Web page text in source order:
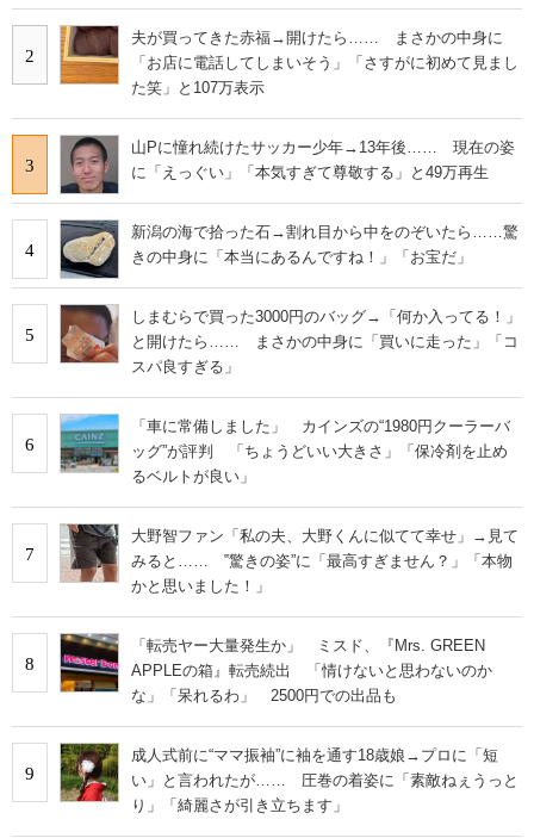
2
夫が買ってきた赤福→開けたら…… まさかの中身に
「お店に電話してしまいそう」「さすがに初めて見まし
た笑」と107万表示
3
山Pに憧れ続けたサッカー少年→13年後…… 現在の姿
に「えっぐい」「本気すぎて尊敬する」と49万再生
4
新潟の海で拾った石→割れ目から中をのぞいたら……驚
きの中身に「本当にあるんですね！」「お宝だ」
5
しまむらで買った3000円のバッグ→「何か入ってる！」
と開けたら…… まさかの中身に「買いに走った」「コ
スパ良すぎる」
6
「車に常備しました」 カインズの“1980円クーラーバ
ッグ”が評判 「ちょうどいい大きさ」「保冷剤を止め
るベルトが良い」
7
大野智ファン「私の夫、大野くんに似てて幸せ」→見て
みると…… ‟驚きの姿”に「最高すぎません？」「本物
かと思いました！」
8
「転売ヤー大量発生か」 ミスド、『Mrs. GREEN
APPLEの箱』転売続出 「情けないと思わないのか
な」「呆れるわ」 2500円での出品も
9
成人式前に“ママ振袖”に袖を通す18歳娘→プロに「短
い」と言われたが…… 圧巻の着姿に「素敵ねぇうっと
り」「綺麗さが引き立ちます」